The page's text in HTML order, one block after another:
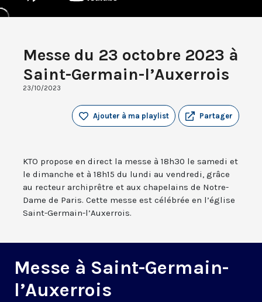
Messe du 23 octobre 2023 à
Saint-Germain-l’Auxerrois
23/10/2023
Partager
Ajouter à ma playlist
KTO propose en direct la messe à 18h30 le samedi et
le dimanche et à 18h15 du lundi au vendredi, grâce
au recteur archiprêtre et aux chapelains de Notre-
Dame de Paris. Cette messe est célébrée en l’église
Saint-Germain-l’Auxerrois.
Messe à Saint-Germain-
l’Auxerrois